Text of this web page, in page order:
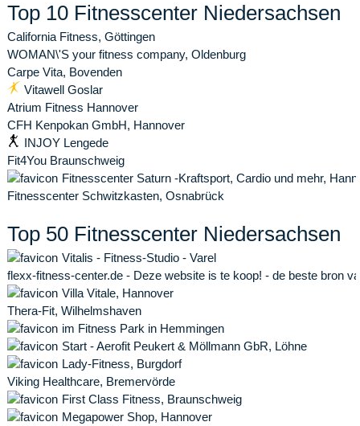
Top 10 Fitnesscenter Niedersachsen
California Fitness, Göttingen
WOMAN\'S your fitness company, Oldenburg
Carpe Vita, Bovenden
Vitawell Goslar
Atrium Fitness Hannover
CFH Kenpokan GmbH, Hannover
INJOY Lengede
Fit4You Braunschweig
Fitnesscenter Saturn -Kraftsport, Cardio und mehr,
Fitnesscenter Schwitzkasten, Osnabrück
Top 50 Fitnesscenter Niedersachsen
Vitalis - Fitness-Studio - Varel
flexx-fitness-center.de - Deze website is te koop! - de beste bron
Villa Vitale, Hannover
Thera-Fit, Wilhelmshaven
im Fitness Park in Hemmingen
Start - Aerofit Peukert & Möllmann GbR, Löhne
Lady-Fitness, Burgdorf
Viking Healthcare, Bremervörde
First Class Fitness, Braunschweig
Megapower Shop, Hannover